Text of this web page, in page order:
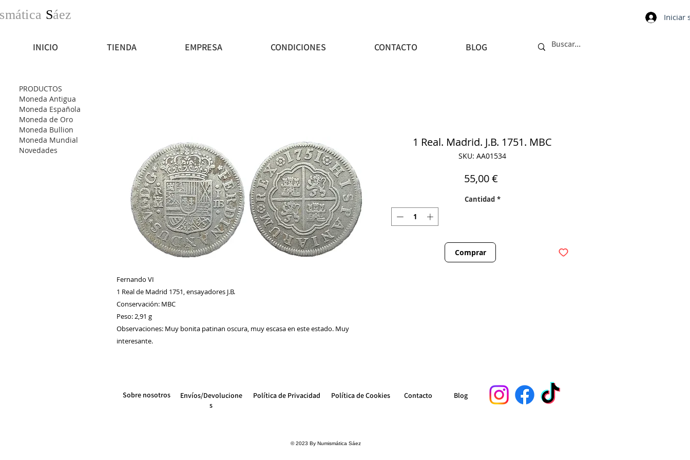
Sáez Iniciar
INICIO TIENDA EMPRESA CONDICIONES CONTACTO BLOG
PRODUCTOS
Moneda Antigua
Moneda Española
Moneda de Oro
Moneda Bullion
Moneda Mundial
Novedades
Fernando VI
1 Real de Madrid 1751, ensayadores J.B.
Conservación: MBC
Peso: 2,91 g
Observaciones: Muy bonita patinan oscura, muy escasa en este estado. Muy
interesante.
1 Real. Madrid. J.B. 1751. MBC
SKU: AA01534
55,00 €
Cantidad *
Comprar
Sobre nosotros
Envíos/Devolucione
s
Política de Privacidad Política de Cookies Contacto Blog
© 2023 By Numismática Sáez